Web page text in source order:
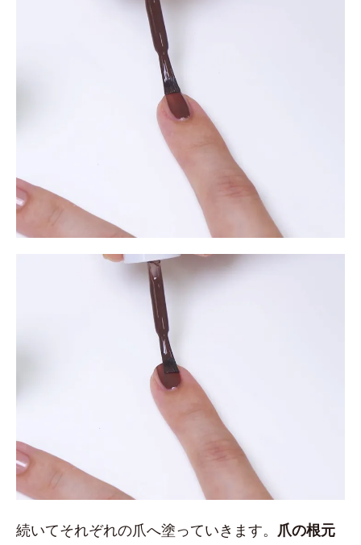
続いてそれぞれの爪へ塗っていきます。 爪の根元